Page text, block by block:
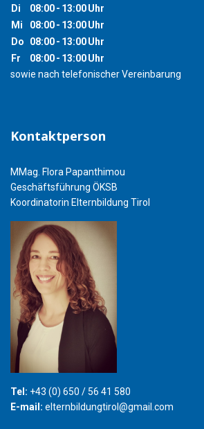
Di
08:00- 13:00Uhr
Mi
08:00- 13:00Uhr
Do
08:00- 13:00Uhr
Fr
08:00- 13:00Uhr
sowie nach telefonischer Vereinbarung
Kontaktperson
MMag. Flora Papanthimou
Geschäftsführung ÖKSB
Koordinatorin Elternbildung Tirol
Tel: +43 (0) 650 / 56 41 580
E-mail: elternbildungtirol@gmail.com